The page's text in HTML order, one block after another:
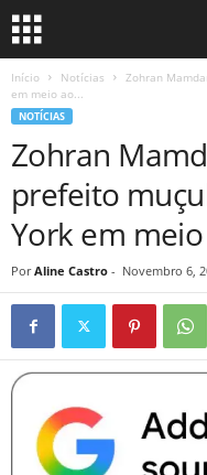
Início Notícias
Zohran
em meio ao...
NOTÍCIAS
Zohran
prefeito
York em
Por Aline Castro - Novembro 6,